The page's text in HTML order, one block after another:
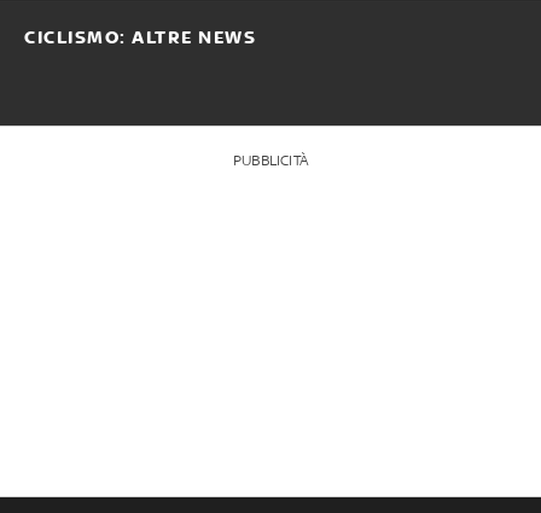
CICLISMO: ALTRE NEWS
PUBBLICITÀ